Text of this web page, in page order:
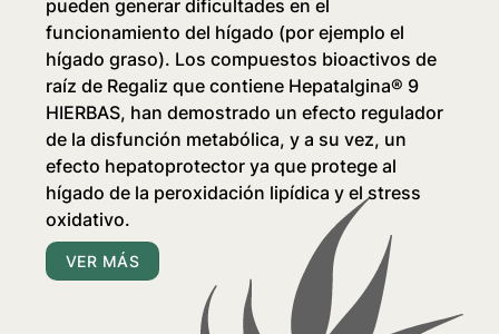
pueden generar dificultades en el
funcionamiento del hígado (por ejemplo el
hígado graso). Los compuestos bioactivos de
raíz de Regaliz que contiene Hepatalgina® 9
HIERBAS, han demostrado un efecto regulador
de la disfunción metabólica, y a su vez, un
efecto hepatoprotector ya que protege al
hígado de la peroxidación lipídica y el stress
oxidativo.
VER MÁS